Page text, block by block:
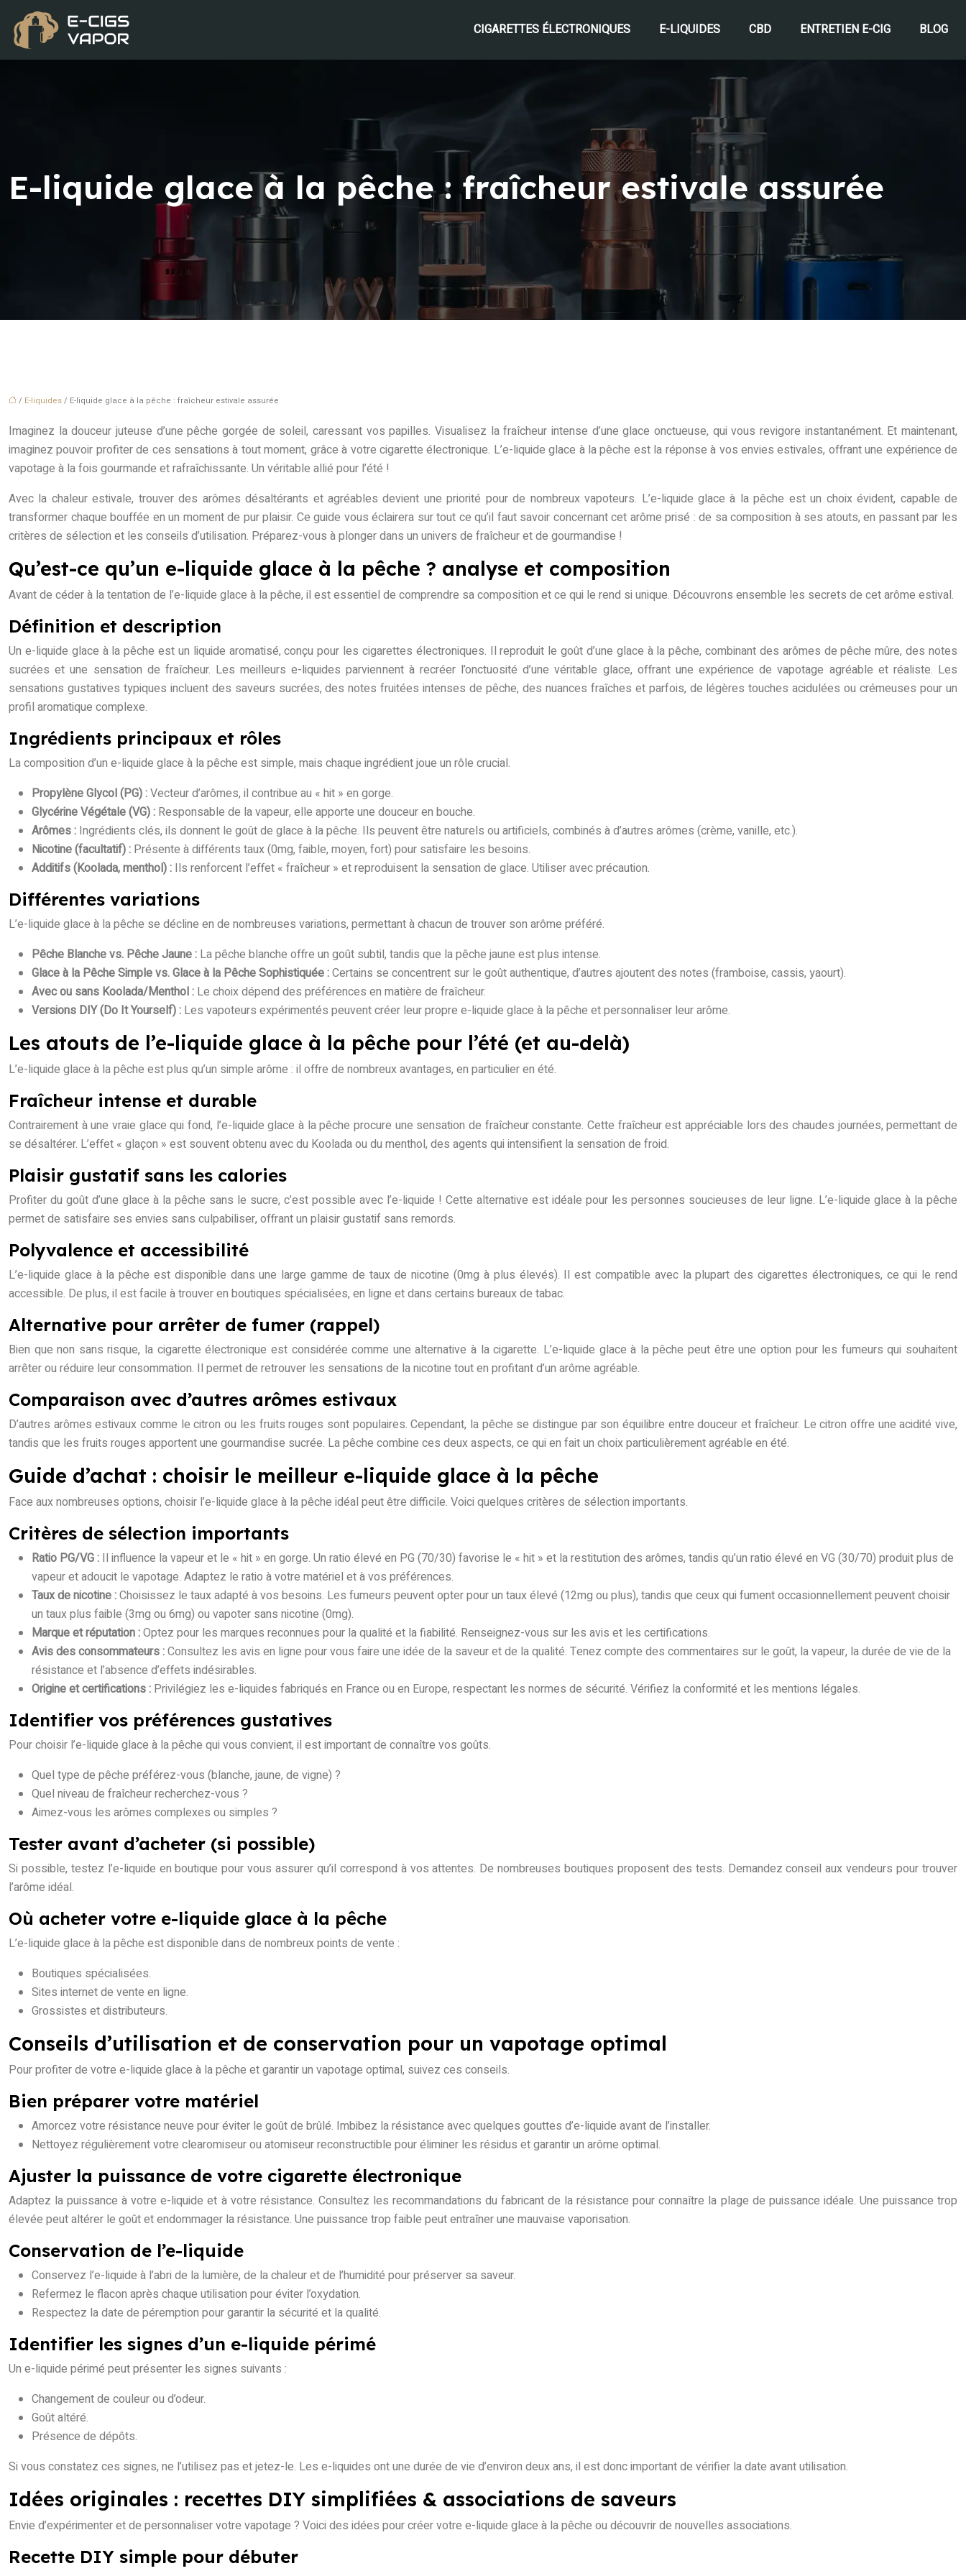
CIGARETTES ÉLECTRONIQUES E-LIQUIDES CBD ENTRETIEN E-CIG BLOG
E-liquide glace à la pêche : fraîcheur estivale assurée
/ E-liquides/ E-liquide glace à la pêche : fraîcheur estivale assurée
Imaginez la douceur juteuse d’une pêche gorgée de soleil, caressant vos papilles. Visualisez la fraîcheur intense d’une glace onctueuse, qui vous revigore instantanément. Et maintenant,
imaginez pouvoir profiter de ces sensations à tout moment, grâce à votre cigarette électronique. L’e-liquide glace à la pêche est la réponse à vos envies estivales, offrant une expérience de
vapotage à la fois gourmande et rafraîchissante. Un véritable allié pour l’été !
Avec la chaleur estivale, trouver des arômes désaltérants et agréables devient une priorité pour de nombreux vapoteurs. L’e-liquide glace à la pêche est un choix évident, capable de
transformer chaque bouffée en un moment de pur plaisir. Ce guide vous éclairera sur tout ce qu’il faut savoir concernant cet arôme prisé : de sa composition à ses atouts, en passant par les
critères de sélection et les conseils d’utilisation. Préparez-vous à plonger dans un univers de fraîcheur et de gourmandise !
Qu’est-ce qu’un e-liquide glace à la pêche ? analyse et composition
Avant de céder à la tentation de l’e-liquide glace à la pêche, il est essentiel de comprendre sa composition et ce qui le rend si unique. Découvrons ensemble les secrets de cet arôme estival.
Définition et description
Un e-liquide glace à la pêche est un liquide aromatisé, conçu pour les cigarettes électroniques. Il reproduit le goût d’une glace à la pêche, combinant des arômes de pêche mûre, des notes
sucrées et une sensation de fraîcheur. Les meilleurs e-liquides parviennent à recréer l’onctuosité d’une véritable glace, offrant une expérience de vapotage agréable et réaliste. Les
sensations gustatives typiques incluent des saveurs sucrées, des notes fruitées intenses de pêche, des nuances fraîches et parfois, de légères touches acidulées ou crémeuses pour un
profil aromatique complexe.
Ingrédients principaux et rôles
La composition d’un e-liquide glace à la pêche est simple, mais chaque ingrédient joue un rôle crucial.
Propylène Glycol (PG) :Vecteur d’arômes, il contribue au « hit » en gorge.
Glycérine Végétale (VG) : Responsable de la vapeur, elle apporte une douceur en bouche.
Arômes : Ingrédients clés, ils donnent le goût de glace à la pêche. Ils peuvent être naturels ou artificiels, combinés à d’autres arômes (crème, vanille, etc.).
Nicotine (facultatif) : Présente à différents taux (0mg, faible, moyen, fort) pour satisfaire les besoins.
Additifs (Koolada, menthol) : Ils renforcent l’effet « fraîcheur » et reproduisent la sensation de glace. Utiliser avec précaution.
Différentes variations
L’e-liquide glace à la pêche se décline en de nombreuses variations, permettant à chacun de trouver son arôme préféré.
Pêche Blanche vs. Pêche Jaune : La pêche blanche offre un goût subtil, tandis que la pêche jaune est plus intense.
Glace à la Pêche Simple vs. Glace à la Pêche Sophistiquée :Certains se concentrent sur le goût authentique, d’autres ajoutent des notes (framboise, cassis, yaourt).
Avec ou sans Koolada/Menthol : Le choix dépend des préférences en matière de fraîcheur.
Versions DIY (Do It Yourself) : Les vapoteurs expérimentés peuvent créer leur propre e-liquide glace à la pêche et personnaliser leur arôme.
Les atouts de l’e-liquide glace à la pêche pour l’été (et au-delà)
L’e-liquide glace à la pêche est plus qu’un simple arôme : il offre de nombreux avantages, en particulier en été.
Fraîcheur intense et durable
Contrairement à une vraie glace qui fond, l’e-liquide glace à la pêche procure une sensation de fraîcheur constante. Cette fraîcheur est appréciable lors des chaudes journées, permettant de
se désaltérer. L’effet « glaçon » est souvent obtenu avec du Koolada ou du menthol, des agents qui intensifient la sensation de froid.
Plaisir gustatif sans les calories
Profiter du goût d’une glace à la pêche sans le sucre, c’est possible avec l’e-liquide ! Cette alternative est idéale pour les personnes soucieuses de leur ligne. L’e-liquide glace à la pêche
permet de satisfaire ses envies sans culpabiliser, offrant un plaisir gustatif sans remords.
Polyvalence et accessibilité
L’e-liquide glace à la pêche est disponible dans une large gamme de taux de nicotine (0mg à plus élevés). Il est compatible avec la plupart des cigarettes électroniques, ce qui le rend
accessible. De plus, il est facile à trouver en boutiques spécialisées, en ligne et dans certains bureaux de tabac.
Alternative pour arrêter de fumer (rappel)
Bien que non sans risque, la cigarette électronique est considérée comme une alternative à la cigarette. L’e-liquide glace à la pêche peut être une option pour les fumeurs qui souhaitent
arrêter ou réduire leur consommation. Il permet de retrouver les sensations de la nicotine tout en profitant d’un arôme agréable.
Comparaison avec d’autres arômes estivaux
D’autres arômes estivaux comme le citron ou les fruits rouges sont populaires. Cependant, la pêche se distingue par son équilibre entre douceur et fraîcheur. Le citron offre une acidité vive,
tandis que les fruits rouges apportent une gourmandise sucrée. La pêche combine ces deux aspects, ce qui en fait un choix particulièrement agréable en été.
Guide d’achat : choisir le meilleur e-liquide glace à la pêche
Face aux nombreuses options, choisir l’e-liquide glace à la pêche idéal peut être difficile. Voici quelques critères de sélection importants.
Critères de sélection importants
Ratio PG/VG : Il influence la vapeur et le « hit » en gorge. Un ratio élevé en PG (70/30) favorise le « hit » et la restitution des arômes, tandis qu’un ratio élevé en VG (30/70) produit plus de
vapeur et adoucit le vapotage. Adaptez le ratio à votre matériel et à vos préférences.
Taux de nicotine :Choisissez le taux adapté à vos besoins. Les fumeurs peuvent opter pour un taux élevé (12mg ou plus), tandis que ceux qui fument occasionnellement peuvent choisir
un taux plus faible (3mg ou 6mg) ou vapoter sans nicotine (0mg).
Marque et réputation :Optez pour les marques reconnues pour la qualité et la fiabilité. Renseignez-vous sur les avis et les certifications.
Avis des consommateurs :Consultez les avis en ligne pour vous faire une idée de la saveur et de la qualité. Tenez compte des commentaires sur le goût, la vapeur, la durée de vie de la
résistance et l’absence d’effets indésirables.
Origine et certifications : Privilégiez les e-liquides fabriqués en France ou en Europe, respectant les normes de sécurité. Vérifiez la conformité et les mentions légales.
Identifier vos préférences gustatives
Pour choisir l’e-liquide glace à la pêche qui vous convient, il est important de connaître vos goûts.
Quel type de pêche préférez-vous (blanche, jaune, de vigne) ?
Quel niveau de fraîcheur recherchez-vous ?
Aimez-vous les arômes complexes ou simples ?
Tester avant d’acheter (si possible)
Si possible, testez l’e-liquide en boutique pour vous assurer qu’il correspond à vos attentes. De nombreuses boutiques proposent des tests. Demandez conseil aux vendeurs pour trouver
l’arôme idéal.
Où acheter votre e-liquide glace à la pêche
L’e-liquide glace à la pêche est disponible dans de nombreux points de vente :
Boutiques spécialisées.
Sites internet de vente en ligne.
Grossistes et distributeurs.
Conseils d’utilisation et de conservation pour un vapotage optimal
Pour profiter de votre e-liquide glace à la pêche et garantir un vapotage optimal, suivez ces conseils.
Bien préparer votre matériel
Amorcez votre résistance neuve pour éviter le goût de brûlé. Imbibez la résistance avec quelques gouttes d’e-liquide avant de l’installer.
Nettoyez régulièrement votre clearomiseur ou atomiseur reconstructible pour éliminer les résidus et garantir un arôme optimal.
Ajuster la puissance de votre cigarette électronique
Adaptez la puissance à votre e-liquide et à votre résistance. Consultez les recommandations du fabricant de la résistance pour connaître la plage de puissance idéale. Une puissance trop
élevée peut altérer le goût et endommager la résistance. Une puissance trop faible peut entraîner une mauvaise vaporisation.
Conservation de l’e-liquide
Conservez l’e-liquide à l’abri de la lumière, de la chaleur et de l’humidité pour préserver sa saveur.
Refermez le flacon après chaque utilisation pour éviter l’oxydation.
Respectez la date de péremption pour garantir la sécurité et la qualité.
Identifier les signes d’un e-liquide périmé
Un e-liquide périmé peut présenter les signes suivants :
Changement de couleur ou d’odeur.
Goût altéré.
Présence de dépôts.
Si vous constatez ces signes, ne l’utilisez pas et jetez-le. Les e-liquides ont une durée de vie d’environ deux ans, il est donc important de vérifier la date avant utilisation.
Idées originales : recettes DIY simplifiées & associations de saveurs
Envie d’expérimenter et de personnaliser votre vapotage ? Voici des idées pour créer votre e-liquide glace à la pêche ou découvrir de nouvelles associations.
Recette DIY simple pour débuter